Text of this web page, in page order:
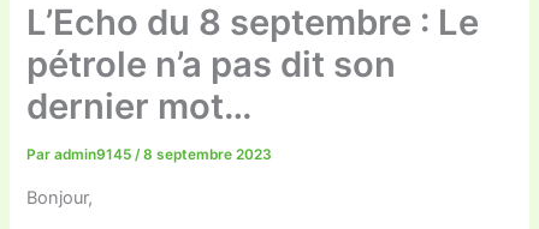
L’Echo du 8 septembre : Le
pétrole n’a pas dit son
dernier mot…
Paradmin9145/8 septembre 2023
Bonjour,